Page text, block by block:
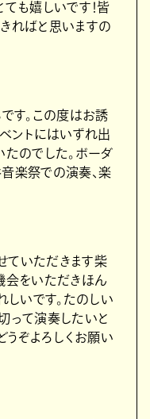
も嬉しいです！皆
ればと思いますの
す。この度はお誘
ントにはいずれ出
たのでした。ボーダ
楽祭での演奏、楽
ていただきます柴
会をいただきほん
しいです。たのしい
って演奏したいと
うぞよろしくお願い